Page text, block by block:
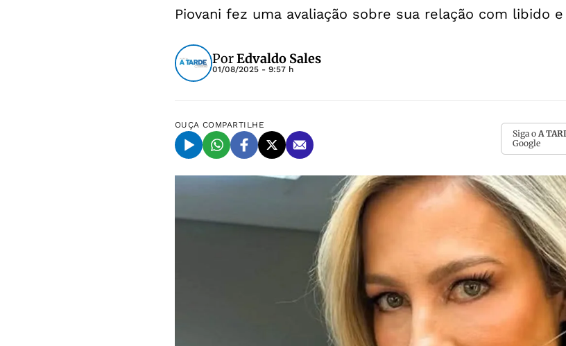
Piovani fez uma avaliação sobre sua relação com libido
PorEdvaldo Sales
01/08/2025 - 9:57 h
OUÇA COMPARTILHE
Siga o A
Google